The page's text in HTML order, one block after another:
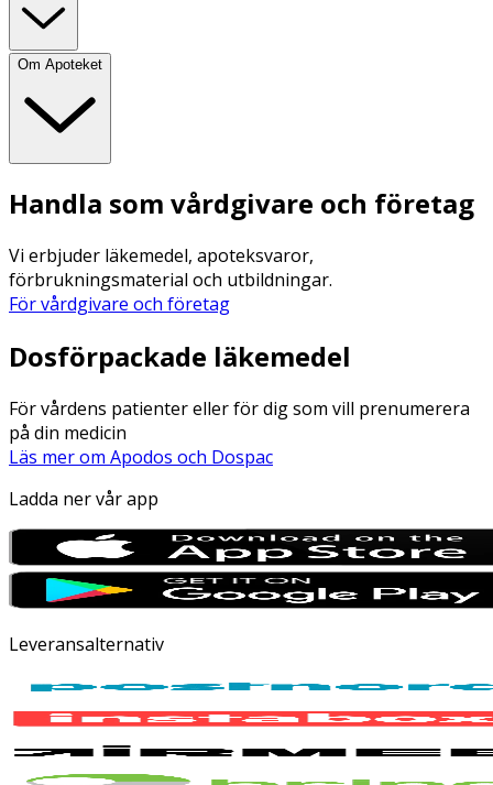
Om Apoteket
Handla som vårdgivare och företag
Vi erbjuder läkemedel, apoteksvaror,
förbrukningsmaterial och utbildningar.
För vårdgivare och företag
Dosförpackade läkemedel
För vårdens patienter eller för dig som vill prenumerera
på din medicin
Läs mer om Apodos och Dospac
Ladda ner vår app
Leveransalternativ